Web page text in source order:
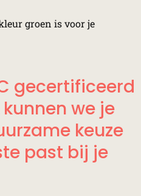
groen is voor je
gecertificeerd
we je
keuze
past bij je